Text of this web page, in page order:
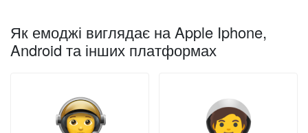
Як емоджі виглядає на Apple Iphone,
Android та інших платформах